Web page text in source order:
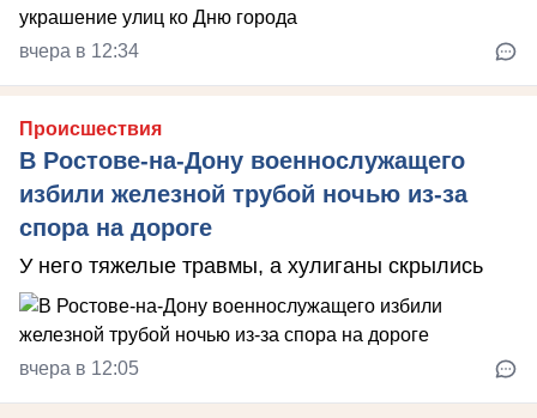
вчера в 12:34
Происшествия
В Ростове-на-Дону военнослужащего
избили железной трубой ночью из-за
спора на дороге
У него тяжелые травмы, а хулиганы скрылись
вчера в 12:05